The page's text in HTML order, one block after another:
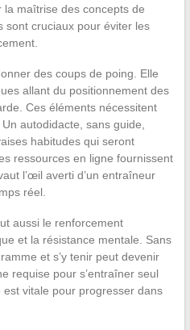
maîtrise des concepts de
sont cruciaux pour éviter les
des coups de poing. Elle
allant du positionnement des
Ces éléments nécessitent
autodidacte, sans guide,
habitudes qui seront
ressources en ligne fournissent
l’œil averti d’un entraîneur
réel.
aussi le renforcement
et la résistance mentale. Sans
et s’y tenir peut devenir
requise pour s’entraîner seul
vitale pour progresser dans